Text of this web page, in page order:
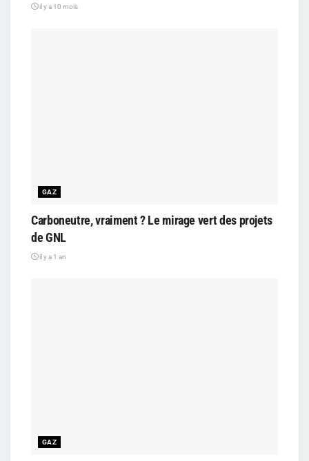
il y a 10 mois
GAZ
Carboneutre, vraiment ? Le mirage vert des projets
de GNL
il y a 1 an
GAZ